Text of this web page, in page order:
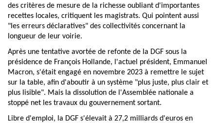
des critères de mesure de la richesse oubliant d'importantes
recettes locales, critiquent les magistrats. Qui pointent aussi
"les erreurs déclaratives" des collectivités concernant la
longueur de leur voirie.
Après une tentative avortée de refonte de la DGF sous la
présidence de François Hollande, l'actuel président, Emmanuel
Macron, s'était engagé en novembre 2023 à remettre le sujet
sur la table, afin d'aboutir à un système "plus juste, plus clair et
plus lisible". Mais la dissolution de l'Assemblée nationale a
stoppé net les travaux du gouvernement sortant.
Libre d'emploi, la DGF s'élevait à 27,2 milliards d'euros en